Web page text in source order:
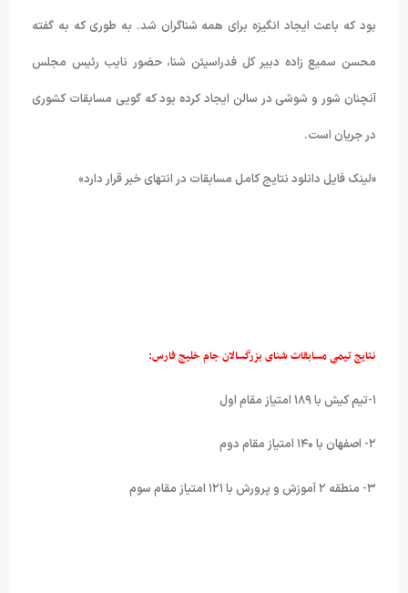
بود که باعث ایجاد انگیزه برای همه شناگران شد. به طوری که به گفته
محسن سمیع زاده دبیر کل فدراسیئن شنا، حضور نایب رئیس مجلس
آنچنان شور و شوشی در سالن ایجاد کرده بود که گویی مسابقات کشوری
در جریان است.
«لینک فایل دانلود نتایج کامل مسابقات در انتهای خبر قرار دارد»
نتایج تیمی مسابقات شنای بزرگسالان جام خلیج فارس:
۲- اصفهان با ۱۴۰ امتیاز مقام دوم
۳- منطقه ۲ آموزش و پرورش با ۱۲۱ امتیاز مقام سوم